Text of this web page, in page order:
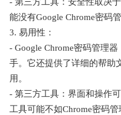
- 第三方工具：安全性取决
能没有Google Chrome密码
3. 易用性：
- Google Chrome密码管理
手。它还提供了详细的帮助
用。
- 第三方工具：界面和操作
工具可能不如Chrome密码管